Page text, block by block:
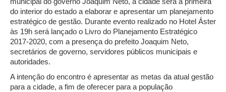
do interior do estado a elaborar e apresentar um planejamento
estratégico de gestão. Durante evento realizado no Hotel Áster
às 19h será lançado o Livro do Planejamento Estratégico
2017-2020, com a presença do prefeito Joaquim Neto,
secretários de governo, servidores públicos municipais e
autoridades.
A intenção do encontro é apresentar as metas da atual gestão
para a cidade, a fim de oferecer para a população